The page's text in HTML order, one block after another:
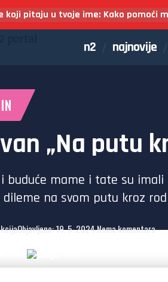
koji pitaju u tvoje ime: Kako pomoći
n2 najnovije
„Na putu
i buduće mame i tate su
dileme na svom putu kroz
Objavljeno: 19. 5. 2024.Nema komentara